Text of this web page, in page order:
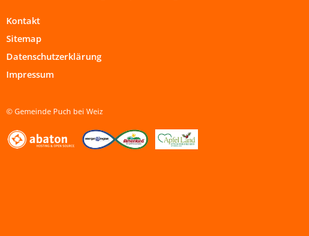
Kontakt
Sitemap
Datenschutzerklärung
Impressum
© Gemeinde Puch bei Weiz